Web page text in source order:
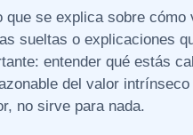
que se explica sobre
sueltas o explicaciones
entender qué estás
del valor
no sirve para nada.